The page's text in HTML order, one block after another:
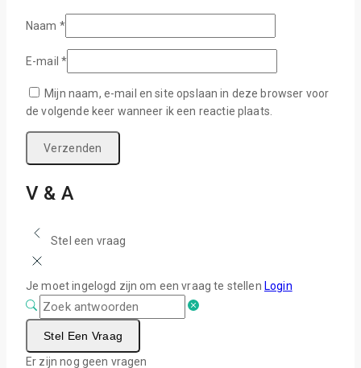
Naam *
E-mail*
Mijn naam, e-mail en site opslaan in deze browser voor
de volgende keer wanneer ik een reactie plaats.
V & A
Stel een vraag
Je moet ingelogd zijn om een vraag te stellen Login
Stel Een Vraag
Er zijn nog geen vragen